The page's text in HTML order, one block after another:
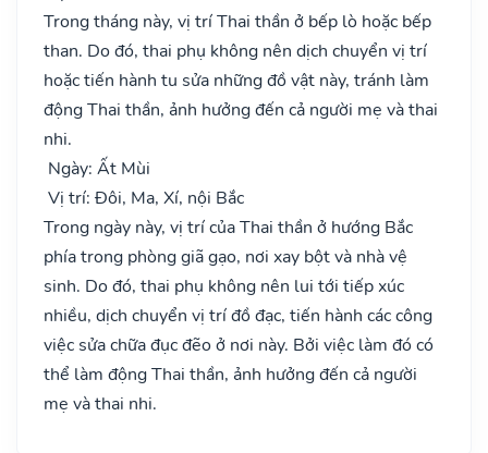
Trong tháng này, vị trí Thai thần ở bếp lò hoặc bếp
than. Do đó, thai phụ không nên dịch chuyển vị trí
hoặc tiến hành tu sửa những đồ vật này, tránh làm
động Thai thần, ảnh hưởng đến cả người mẹ và thai
nhi.
Ngày: Ất Mùi
Vị trí: Đôi, Ma, Xí, nội Bắc
Trong ngày này, vị trí của Thai thần ở hướng Bắc
phía trong phòng giã gạo, nơi xay bột và nhà vệ
sinh. Do đó, thai phụ không nên lui tới tiếp xúc
nhiều, dịch chuyển vị trí đồ đạc, tiến hành các công
việc sửa chữa đục đẽo ở nơi này. Bởi việc làm đó có
thể làm động Thai thần, ảnh hưởng đến cả người
mẹ và thai nhi.